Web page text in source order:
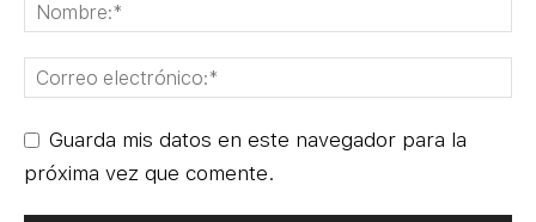
Guarda mis datos en este navegador para la
próxima vez que comente.